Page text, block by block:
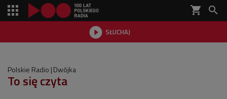
shopping_cart 
 SŁUCHAJ

Polskie Radio Dwójka
To się czyta